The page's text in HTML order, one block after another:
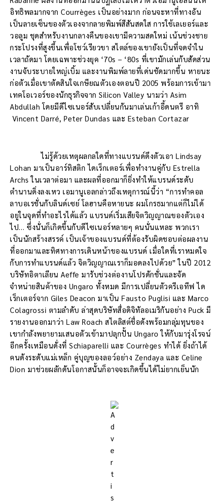
อิทธิพลมากจาก Courrèges เป็นอย่างมาก ก่อนจะหาที่ทางอัน
เป็นลายเซ็นของตัวเองจากลายพิมพ์สีสันสดใส การใช้เลเยอร์และ
วอลูม ชุดสำหรับงานกลางคืนของเขามีความสดใหม่ เน้นช่วงชาย
กระโปรงที่สูงขึ้นเพื่อโชว์เรียวขา สไตล์ของเขายังเป็นที่จดจำใน
เวลาถัดมา โดยเฉพาะช่วงยุค ‘70s – ‘80s ที่เขามักเล่นกับสัดส่วน
งานจับระบายใหญ่เบิ้ม และงานพิมพ์ลายที่เด่นชัดมากขึ้น หายนะ
ก่อตัวเมื่อเขาตัดสินใจเกษียณตัวเองตอนปี 2005 พร้อมการเข้ามา
เทคโอเวอร์ของนักธุรกิจจาก Silicon Valley นามว่า Asim
Abdullah โดยมีดีไซเนอร์สับเปลี่ยนกันมาเล่นเก้าอี้ดนตรี อาทิ
Vincent Darré, Peter Dundas และ Esteban Cortazar
ไม่รู้ด้วยเหตุผลกลใดที่ทางแบรนด์ดึงตัวเอา Lindsay
Lohan มาเป็นอาร์ทิสติก ไดเร็กเตอร์เพื่อทำงานคู่กับ Estrella
Archs ในเวลาต่อมา และผลที่ออกมาก็ยิ่งทำให้แบรนด์ระดับ
ตำนานดิ่งลงเหว เอมานูเอลกล่าวถึงเหตุการณ์นี้ว่า “การทำคอล
ลาบอเรชั่นกับลินด์เซย์ โลฮานคือหายนะ ผมโกรธมากแต่ก็ไม่ได้
อยู่ในจุดที่ทำอะไรได้แล้ว แบรนด์เริ่มเสียจิตวิญญาณของตัวเอง
ไป… ซึ่งนั่นก็เกิดขึ้นกับดีไซเนอร์หลายๆ คนนั่นแหละ พวกเรา
เป็นนักสร้างสรรค์ เป็นเจ้าของแบรนด์ที่ต้องรับผิดชอบต่อผลงาน
ที่ออกมาและทิศทางการเดินหน้าของแบรนด์ เมื่อใดที่เราหมดใจ
กับการทำแบรนด์แล้ว จิตวิญญาณเราก็มอดลงไปด้วย” ในปี 2012
บริษัทอิตาเลียน Aeffe มารับช่วงต่องานโปรดักชั่นและจัด
จำหน่ายสินค้าของ Ungaro ทั้งหมด มีการเปลี่ยนตัวครีเอทีฟ ได
เร็กเตอร์จาก Giles Deacon มาเป็น Fausto Puglisi และ Marco
Colagrossi ตามลำดับ ล่าสุดบริษัทสื่อดิจิทัลอเมริกันอย่าง Puck มี
รายงานออกมาว่า Law Roach สไตลิสต์ชื่อดังพร้อมกลุ่มทุนของ
เขากำลังพยายามเสนอตัวเข้ามาปลุกปั้น Ungaro ให้กับมารุ่งโรจน์
อีกครั้งเหมือนดั่งที่ Schiaparelli และ Courrèges ทำได้ ยิ่งถ้าได้
คนดังระดับแม่เหล็ก คู่บุญของลอว์อย่าง Zendaya และ Celine
Dion มาช่วยผลักดันโอกาสนั้นก็อาจจะเกิดขึ้นได้ไม่ยากเย็นนัก